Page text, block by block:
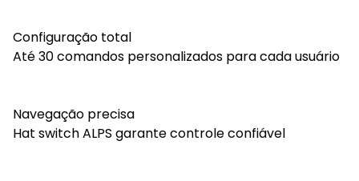
Configuração total
Até 30 comandos personalizados para cada usuário
Navegação precisa
Hat switch ALPS garante controle confiável